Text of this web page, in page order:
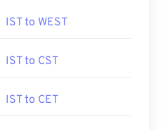
IST to WEST
IST to CST
IST to CET